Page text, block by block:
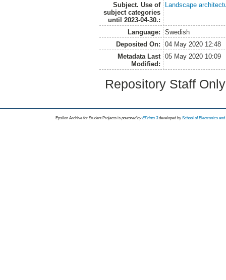
Subject. Use of
subject categories
until 2023-04-30.:
Landscape
Language:
Swedish
Deposited On:
04 May 2020 12:48
Metadata Last
Modified:
05 May 2020 10:09
Repository Staff
Epsilon Archive for Student Projects is powored byEPrints 3 developed by School of Electronics